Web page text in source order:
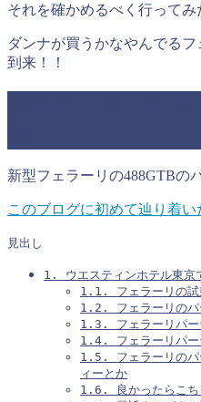
それを確かめるべく行ってみ
ダンナが買うかなやんでる
到来！！
新型フェラーリの488GTBの
このブログに初めて辿り着
見出し
1.
ウエスティンホテル東京
1.1.
フェラーリの
1.2.
フェラーリの
1.3.
フェラーリパ
1.4.
フェラーリパ
1.5.
フェラーリの
ィーとか
1.6.
良かったらこ